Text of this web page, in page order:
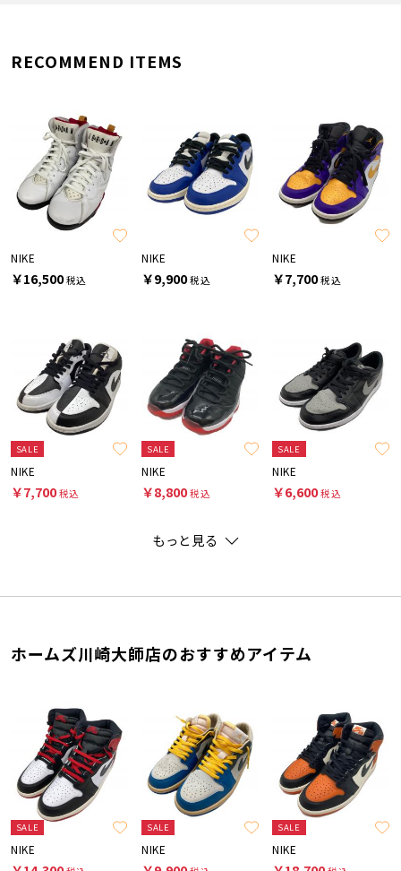
RECOMMEND ITEMS
NIKE
￥16,500税込
NIKE
￥9,900税込
NIKE
￥7,700税込
SALE
NIKE
￥7,700税込
SALE
NIKE
￥8,800税込
SALE
NIKE
￥6,600税込
もっと見る
ホームズ川崎大師店のおすすめアイテム
SALE
NIKE
SALE
NIKE
SALE
NIKE